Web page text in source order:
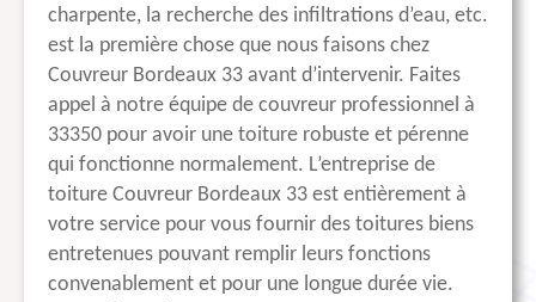
charpente, la recherche des infiltrations d’eau, etc.
est la première chose que nous faisons chez
Couvreur Bordeaux 33 avant d’intervenir. Faites
appel à notre équipe de couvreur professionnel à
33350 pour avoir une toiture robuste et pérenne
qui fonctionne normalement. L’entreprise de
toiture Couvreur Bordeaux 33 est entièrement à
votre service pour vous fournir des toitures biens
entretenues pouvant remplir leurs fonctions
convenablement et pour une longue durée vie.